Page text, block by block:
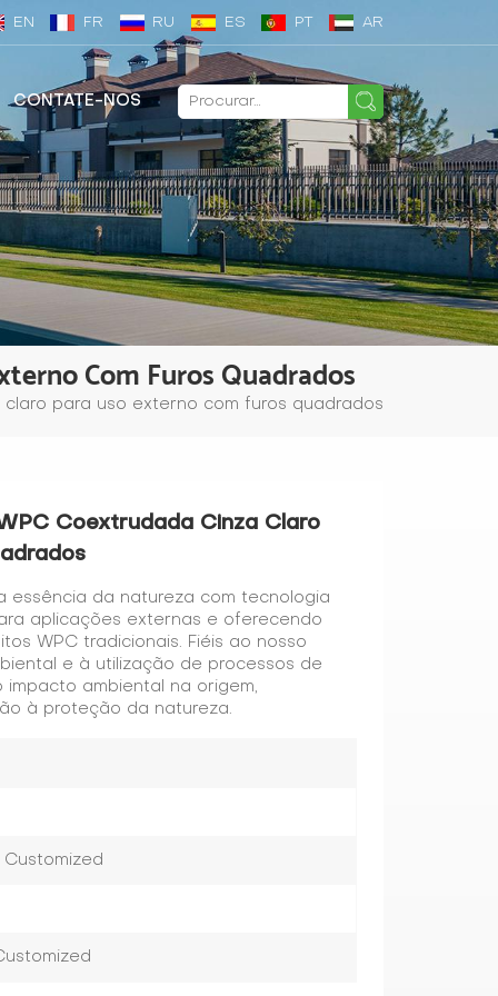
EN FR RU ES PT AR
CONTATE-NOS
Com Furos Quadrados
para uso externo com furos quadrados
Coextrudada Cinza Claro
essência da natureza com tecnologia
aplicações externas e oferecendo
WPC tradicionais. Fiéis ao nosso
e à utilização de processos de
ambiental na origem,
à proteção da natureza.